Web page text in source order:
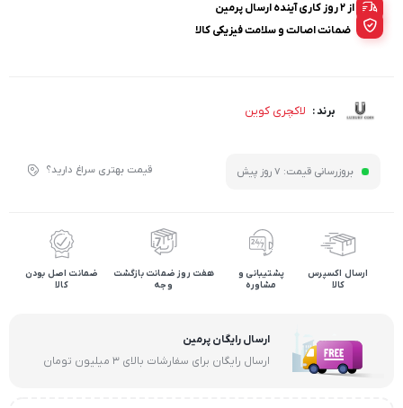
از ۲ روز کاری آینده ارسال پرمین
ضمانت اصالت و سلامت فیزیکی کالا
برند : لاکچری کوین
بروزرسانی قیمت: 7 روز پیش قیمت بهتری سراغ دارید؟
ارسال اکسپرس
کالا
پشتیبانی و
مشاوره
هفت روز ضمانت بازگشت
وجه
ضمانت اصل بودن
کالا
ارسال رایگان پرمین
ارسال رایگان برای سفارشات بالای ۳ میلیون تومان